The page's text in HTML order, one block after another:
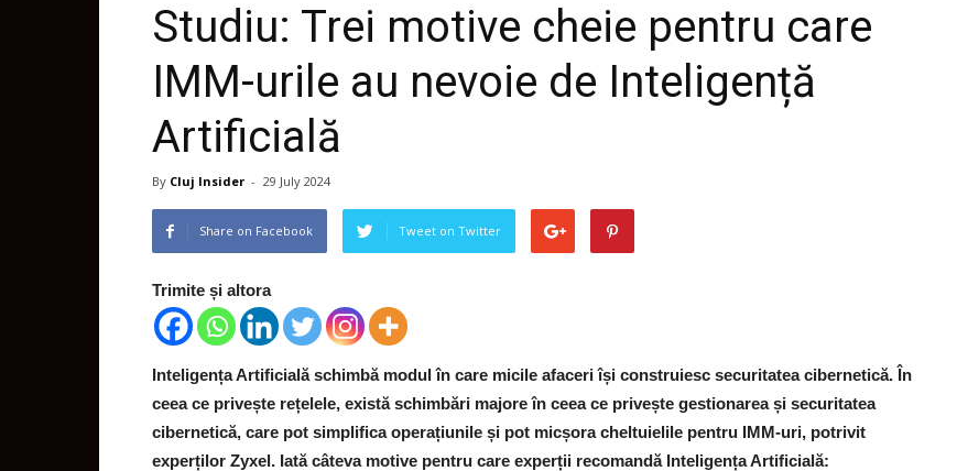
Studiu: Trei motive cheie pentru care
IMM-urile au nevoie de Inteligență
Artificială
By Cluj Insider - 29 July 2024
Share on Facebook Tweet on Twitter
Trimite și altora
Inteligența Artificială schimbă modul în care micile afaceri își construiesc securitatea cibernetică. În
ceea ce privește rețelele, există schimbări majore în ceea ce privește gestionarea și securitatea
cibernetică, care pot simplifica operațiunile și pot micșora cheltuielile pentru IMM-uri, potrivit
experților Zyxel. Iată câteva motive pentru care experții recomandă Inteligența Artificială: